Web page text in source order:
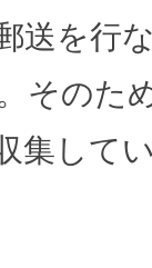
送を行
そのた
集して